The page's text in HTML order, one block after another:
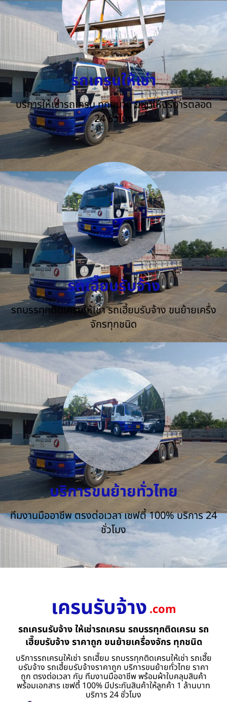
รถเครนให้เช่า
บริการให้เช่ารถเครน ทุกขนาด ยินดีให้บริการตลอด
24 ชั่วโมง
รถเฮี๊ยบรับจ้าง
รถบรรทุกติดเครนให้เช่า รถเฮี้ยบรับจ้าง ขนย้ายเครื่ง
จักรทุกชนิด
บริการขนย้ายทั่วไทย
ทีมงานมืออาชีพ ตรงต่อเวลา เซฟตี้ 100% บริการ 24
ชั่วโมง
เครนรับจ้าง .com
รถเครนรับจ้าง ให้เช่ารถเครน รถบรรทุกติดเครน รถ
เฮี๊ยบรับจ้าง ราคาถูก ขนย้ายเครื่องจักร ทุกชนิด
บริการรถเครนให้เช่า รถเฮี๊ยบ รถบรรทุกติดเครนให้เช่า รถเฮี๊ย
บรับจ้าง รถเฮี้ยบรับจ้างราคาถูก บริการขนย้ายทั่วไทย ราคา
ถูก ตรงต่อเวลา กับ ทีมงานมืออาชีพ พร้อมผ้าใบคลุมสินค้า
พร้อมเอกสาร เซฟตี้ 100% มีประกันสินค้าให้ลูกค้า 1 ล้านบาท
บริการ 24 ชั่วโมง